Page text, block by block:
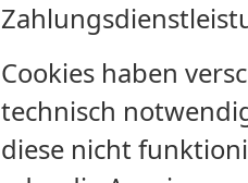
Cookies haben
technisch
diese nicht